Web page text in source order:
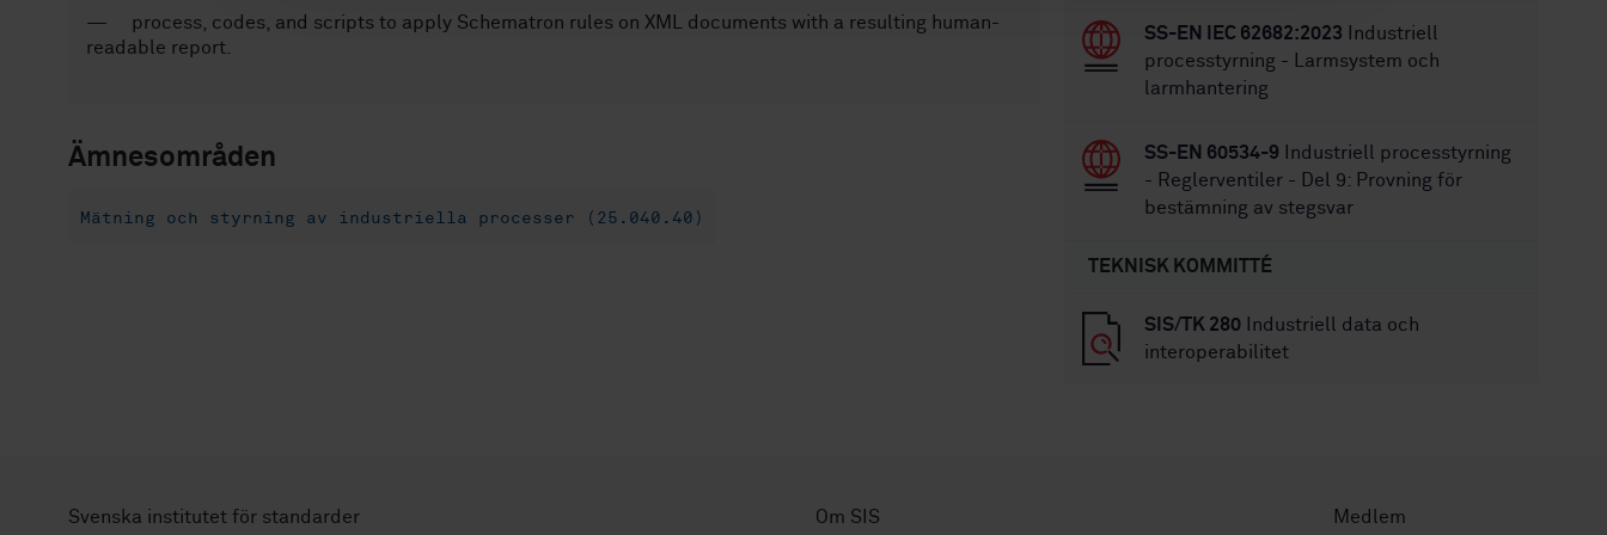
— process, codes, and scripts to apply Schematron rules on XML documents with a resulting human-
readable report.
Ämnesområden
Mätning och styrning av industriella processer (25.040.40)
SS-EN IEC 62682:2023 Industriell
processtyrning - Larmsystem och
larmhantering
SS-EN 60534-9 Industriell processtyrning
- Reglerventiler - Del 9: Provning för
bestämning av stegsvar
TEKNISK KOMMITTÉ
SIS/TK 280 Industriell data och
interoperabilitet
Svenska institutet för standarder Om SIS Medlem